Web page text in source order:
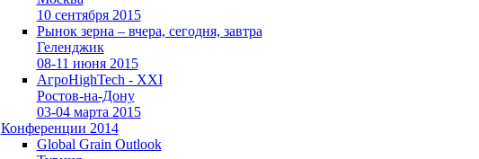
10 сентября 2015
Рынок зерна – вчера, сегодня, завтра
Геленджик
08-11 июня 2015
АгроHighTech - XXI
Ростов-на-Дону
03-04 марта 2015
Конференции 2014
Global Grain Outlook